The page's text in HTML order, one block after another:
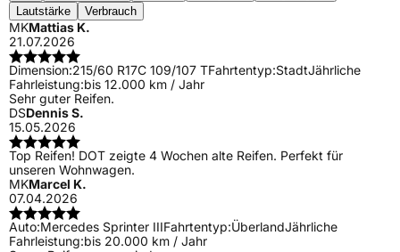
Lautstärke
Verbrauch
MKMattias K.
21.07.2026
Dimension:215/60 R17C 109/107 TFahrtentyp:StadtJährliche
Fahrleistung:bis 12.000 km / Jahr
Sehr guter Reifen.
DSDennis S.
15.05.2026
Top Reifen! DOT zeigte 4 Wochen alte Reifen. Perfekt für
unseren Wohnwagen.
MKMarcel K.
07.04.2026
Auto:Mercedes Sprinter IIIFahrtentyp:ÜberlandJährliche
Fahrleistung:bis 20.000 km / Jahr